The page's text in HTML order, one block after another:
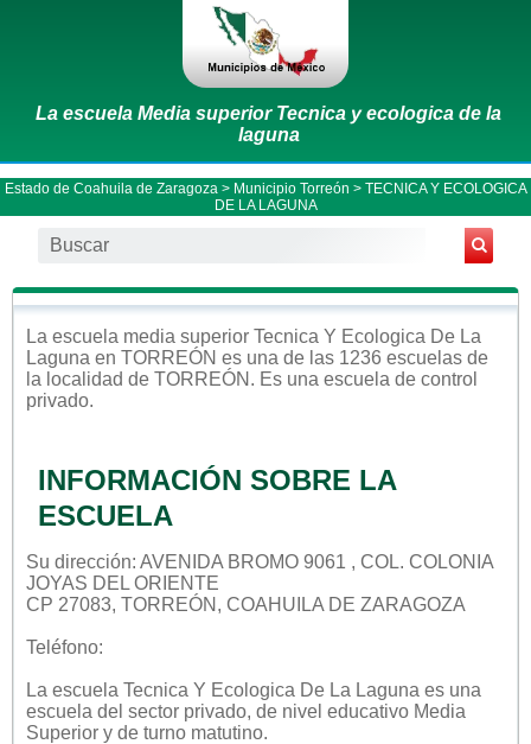
La escuela Media superior Tecnica y ecologica de la
laguna
Estado de Coahuila de Zaragoza > Municipio Torreón > TECNICA Y ECOLOGICA
DE LA LAGUNA
La escuela media superior Tecnica Y Ecologica De La
Laguna en TORREÓN es una de las 1236 escuelas de
la localidad de TORREÓN . Es una escuela de control
privado.
INFORMACIÓN SOBRE LA
ESCUELA
Su dirección: AVENIDA BROMO 9061 , COL. COLONIA
JOYAS DEL ORIENTE
CP 27083, TORREÓN, COAHUILA DE ZARAGOZA
Teléfono:
La escuela Tecnica Y Ecologica De La Laguna es una
escuela del sector privado, de nivel educativo Media
Superior y de turno matutino.